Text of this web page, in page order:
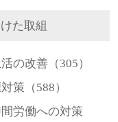
た取組
の改善（305）
策（588）
労働への対策